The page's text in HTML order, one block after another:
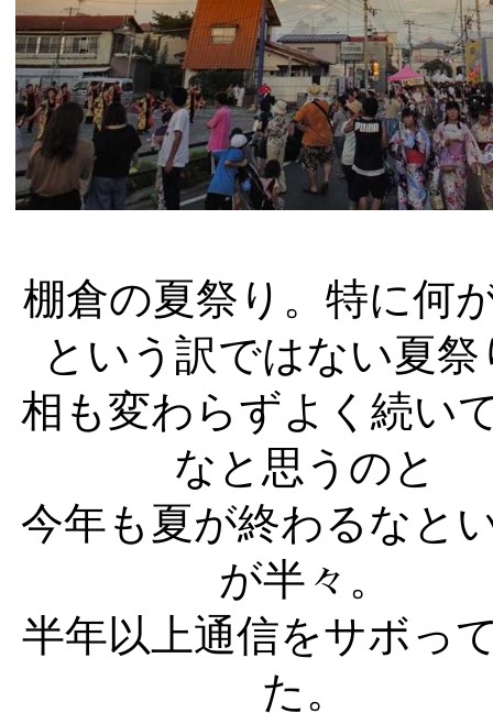
棚倉の夏祭り。特に何
という訳ではない夏祭
相も変わらずよく続い
なと思うのと
今年も夏が終わるなと
が半々。
半年以上通信をサボっ
た。